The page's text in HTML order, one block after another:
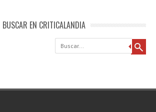
BUSCAR EN CRITICALANDIA
Buscar